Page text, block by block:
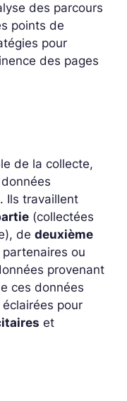
des parcours
points de
pour
des pages
de la collecte,
Ils travaillent
(collectées
de deuxième
ou
provenant
ces données
pour
et